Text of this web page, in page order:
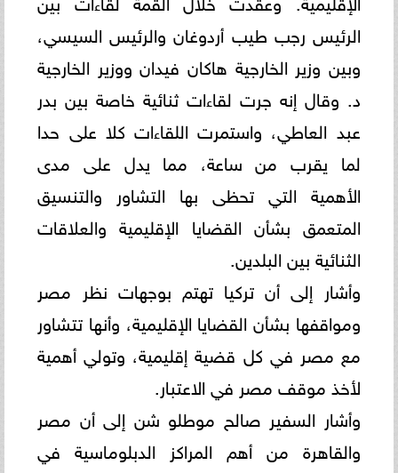
الرئيس رجب طيب أردوغان والرئيس السيسي،
وبين وزير الخارجية هاكان ‏فيدان ووزير الخارجية
د. وقال إنه جرت لقاءات ثنائية خاصة بين بدر
عبد العاطي، واستمرت اللقاءات كلا على حدا
لما يقرب ‏من ساعة، مما يدل على مدى
الأهمية التي تحظى بها التشاور والتنسيق
المتعمق بشأن القضايا الإقليمية والعلاقات
الثنائية بين ‏البلدين.‏
وأشار إلى أن تركيا تهتم بوجهات نظر مصر
ومواقفها بشأن القضايا الإقليمية، وأنها تتشاور
مع مصر في كل قضية إقليمية، ‏وتولي أهمية
لأخذ موقف مصر في الاعتبار.‏
وأشار السفير صالح موطلو شن إلى أن مصر
والقاهرة من أهم المراكز الدبلوماسية في